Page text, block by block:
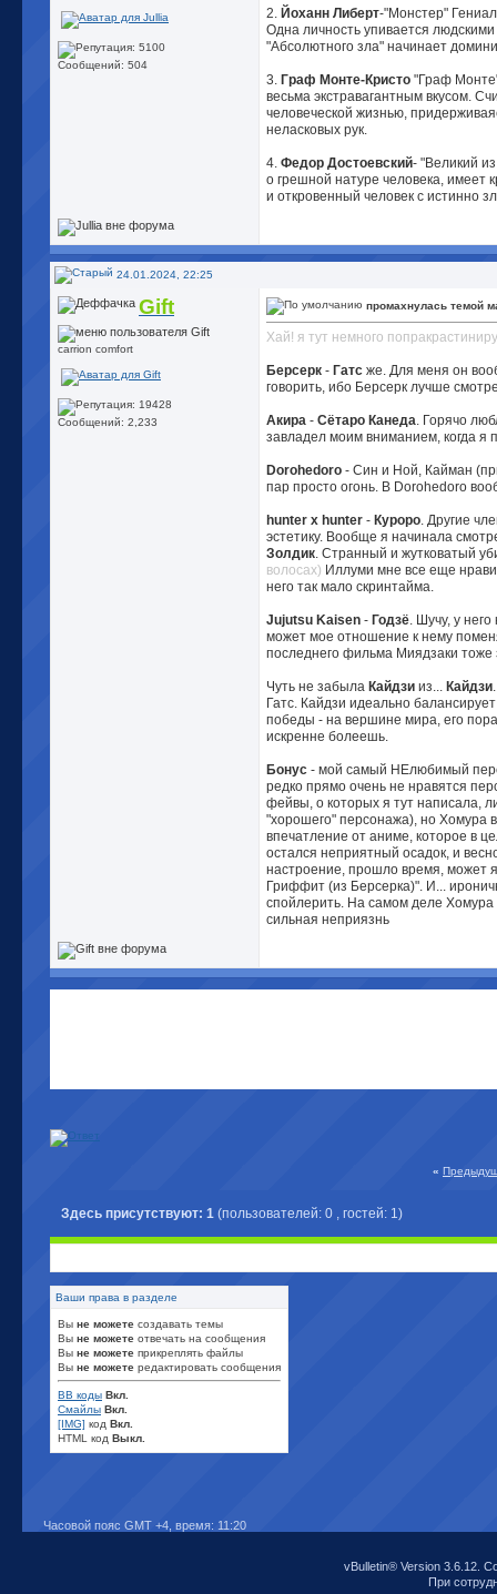
Сообщений: 504
2. Йоханн Либерт-"Монстер"
Одна личность упивается
"Абсолютного зла" начинает
3. Граф Монте-Кристо "Граф
весьма экстравагантным вкусом.
человеческой жизнью,
неласковых рук.
4. Федор Достоевский- "Великий
о грешной натуре человека, имеет
и откровенный человек с истинно
24.01.2024, 22:25
Gift
carrion comfort
Сообщений: 2,233
промахнулась темой
Хай! я тут немного
Берсерк - Гатс же. Для меня он
говорить, ибо Берсерк лучше
Акира - Сётаро Канеда. Горячо
завладел моим вниманием, когда я
Dorohedoro - Син и Ной, Кайман
пар просто огонь. В Dorohedoro
hunter x hunter - Куроро. Другие
эстетику. Вообще я начинала
Золдик. Странный и жутковатый
волосах) Иллуми мне все еще
него так мало скринтайма.
Jujutsu Kaisen - Годзё. Шучу, у
может мое отношение к нему
последнего фильма Миядзаки
Чуть не забыла Кайдзи из... Кайдзи
Гатс. Кайдзи идеально
победы - на вершине мира, его
искренне болеешь.
Бонус - мой самый НЕлюбимый
редко прямо очень не нравятся
фейвы, о которых я тут написала,
"хорошего" персонажа), но Хомура
впечатление от аниме, которое в
остался неприятный осадок, и
настроение, прошло время, может
Гриффит (из Берсерка)". И...
спойлерить. На самом деле
сильная неприязнь
«
Здесь присутствуют: 1 (пользователей: 0 , гостей: 1)
Ваши права в разделе
Вы не можете создавать темы
Вы не можете отвечать на сообщения
Вы не можете прикреплять файлы
Вы не можете редактировать сообщения
BB коды Вкл.
Смайлы Вкл.
[IMG] код Вкл.
HTML код Выкл.
Часовой пояс GMT +4, время: 11:20
vBulletin® Version 3.6.12.
При